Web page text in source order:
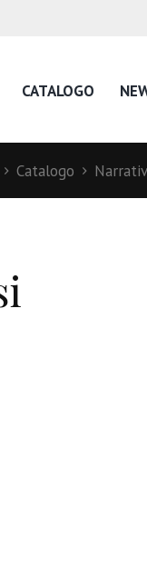
CATALOGO
Catalogo